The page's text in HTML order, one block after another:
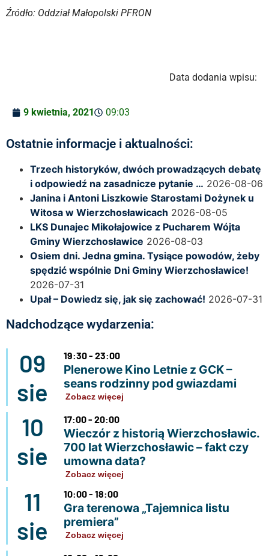
Źródło: Oddział Małopolski PFRON
Data dodania wpisu:
9 kwietnia, 2021 09:03
Ostatnie informacje i aktualności:
Trzech historyków, dwóch prowadzących debatę
i odpowiedź na zasadnicze pytanie … 2026-08-06
Janina i Antoni Liszkowie Starostami Dożynek u
Witosa w Wierzchosławicach 2026-08-05
LKS Dunajec Mikołajowice z Pucharem Wójta
Gminy Wierzchosławice 2026-08-03
Osiem dni. Jedna gmina. Tysiące powodów, żeby
spędzić wspólnie Dni Gminy Wierzchosławice!
2026-07-31
Upał – Dowiedz się, jak się zachować! 2026-07-31
Nadchodzące wydarzenia:
09
sie
19:30 - 23:00
Plenerowe Kino Letnie z GCK –
seans rodzinny pod gwiazdami
Zobacz więcej
10
sie
17:00 - 20:00
Wieczór z historią Wierzchosławic.
700 lat Wierzchosławic – fakt czy
umowna data?
Zobacz więcej
11
sie
10:00 - 18:00
Gra terenowa „Tajemnica listu
premiera”
Zobacz więcej